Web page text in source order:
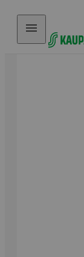
Hyppää sisältöön